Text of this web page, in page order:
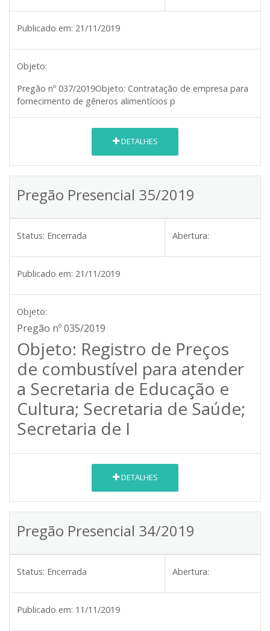
Publicado em: 21/11/2019
Objeto:
Pregão nº 037/2019Objeto: Contratação de empresa para
fornecimento de gêneros alimentícios p
DETALHES
Pregão Presencial 35/2019
Status: Encerrada Abertura:
Publicado em: 21/11/2019
Objeto:
Pregão nº 035/2019
Objeto: Registro de Preços
de combustível para atender
a Secretaria de Educação e
Cultura; Secretaria de Saúde;
Secretaria de I
DETALHES
Pregão Presencial 34/2019
Status: Encerrada Abertura:
Publicado em: 11/11/2019